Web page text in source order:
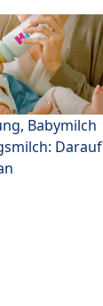
Babymilch
Darauf